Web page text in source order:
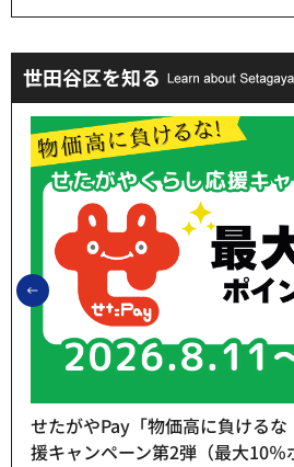
世田谷区を知る
前のスライドを表示
せたがやPay「物価高に負ける
援キャンペーン第2弾（最大10％